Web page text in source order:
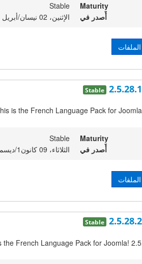
Maturity
Stable
أٌصدر في
الإثنين، 02 نيسان/أبريل 2012 23:00
Stable
is the French Language Pack for
Maturity
Stable
أٌصدر في
الثلاثاء، 09 كانون1/ديسمبر 2014 23:00
Stable
the French Language Pack for Joomla!